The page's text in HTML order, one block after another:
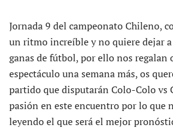
Jornada 9 del campeonato Chileno,
un ritmo increíble y no quiere dejar
ganas de fútbol, por ello nos
espectáculo una semana más, os
partido que disputarán Colo-Colo vs
pasión en este encuentro por lo que
leyendo el que será el mejor